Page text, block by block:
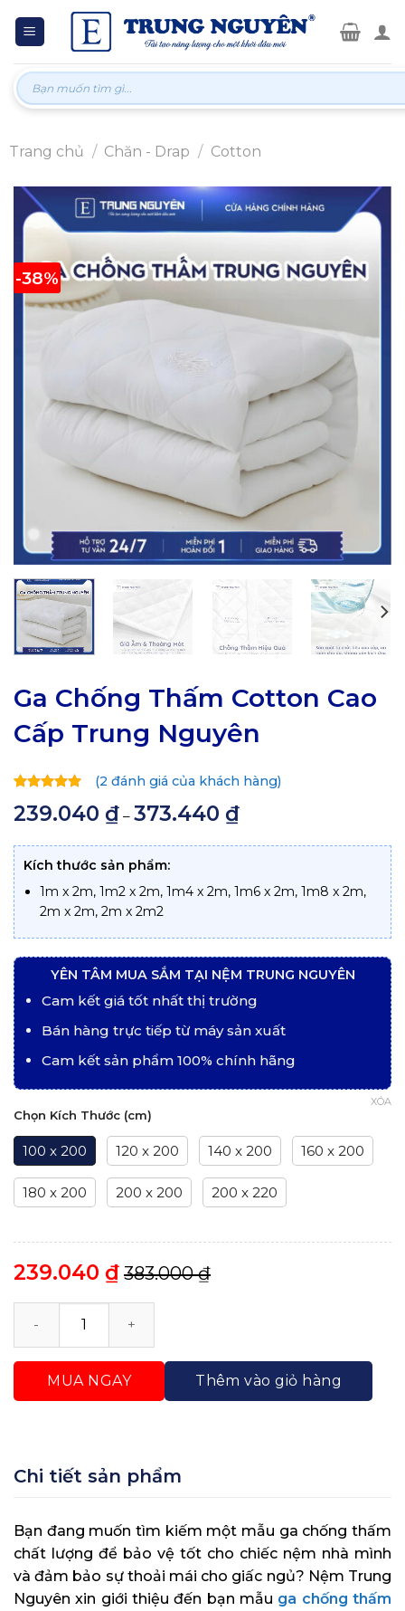
Tìm
kiếm:
Trang chủ / Chăn - Drap / Cotton
-38%
Ga Chống Thấm Cotton Cao
Cấp Trung Nguyên
5 dựa trên
(2 đánh giá của khách hàng)
239.040 ₫ – 373.440 ₫Khoảng
239.040 ₫
Kích thước sản phẩm:
1m x 2m, 1m2 x 2m, 1m4 x 2m, 1m6 x 2m, 1m8 x 2m,
2m x 2m, 2m x 2m2
YÊN TÂM MUA SẮM TẠI NỆM TRUNG NGUYÊN
Cam kết giá tốt nhất thị trường
Bán hàng trực tiếp từ máy sản xuất
Cam kết sản phẩm 100% chính hãng
Chọn Kích Thước (cm)
100 x 200 120 x 200 140 x 200 160 x 200
180 x 200 200 x 200 200 x 220
XÓA
239.040 ₫ 383.000₫
Ga Chống Thấm Cotton Cao Cấp Trung Nguyên số
MUA NGAY Thêm vào giỏ hàng
Chi tiết sản phẩm
Bạn đang muốn tìm kiếm một mẫu ga chống thấm
chất lượng để bảo vệ tốt cho chiếc nệm nhà mình
và đảm bảo sự thoải mái cho giấc ngủ? Nệm Trung
Nguyên xin giới thiệu đến bạn mẫu ga chống thấm